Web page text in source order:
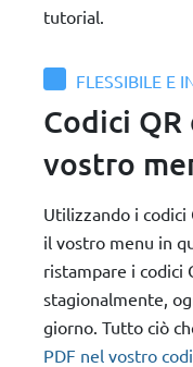
FLESSIBILE E
Codici
vostro
Utilizzando i
il vostro menu in
ristampare i codici
stagionalmente,
giorno. Tutto ciò
PDF nel vostro
tutorial.